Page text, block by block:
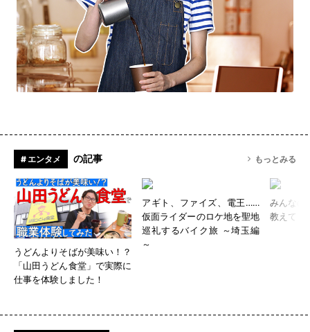
# エンタメ の記事 もっとみる
うどんよりそばが美味い！？
「山田うどん食堂」で実際に
仕事を体験しました！
アギト、ファイズ、電王……
仮面ライダーのロケ地を聖地
巡礼するバイク旅 ～埼玉編
～
みんなの
教えて